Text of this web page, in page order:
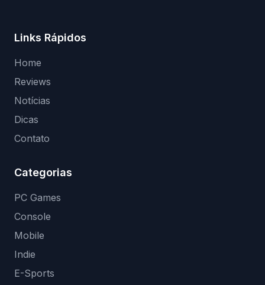
Links Rápidos
Home
Reviews
Notícias
Dicas
Contato
Categorias
PC Games
Console
Mobile
Indie
E-Sports